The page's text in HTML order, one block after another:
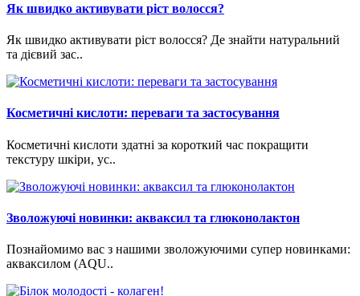
Як швидко активувати ріст волосся?
Як швидко активувати ріст волосся? Де знайти натуральний
та дієвий зас..
Косметичні кислоти: переваги та застосування
Косметичні кислоти здатні за короткий час покращити
текстуру шкіри, ус..
Зволожуючі новинки: акваксил та глюконолактон
Познайомимо вас з нашими зволожуючими супер новинками:
акваксилом (AQU..